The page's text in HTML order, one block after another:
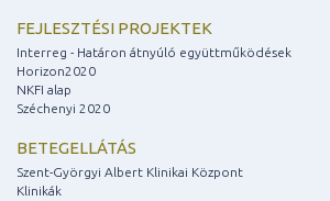
FEJLESZTÉSI PROJEKTEK
Interreg - Határon átnyúló együttműködések
Horizon2020
NKFI alap
Széchenyi 2020
BETEGELLÁTÁS
Szent-Györgyi Albert Klinikai Központ
Klinikák